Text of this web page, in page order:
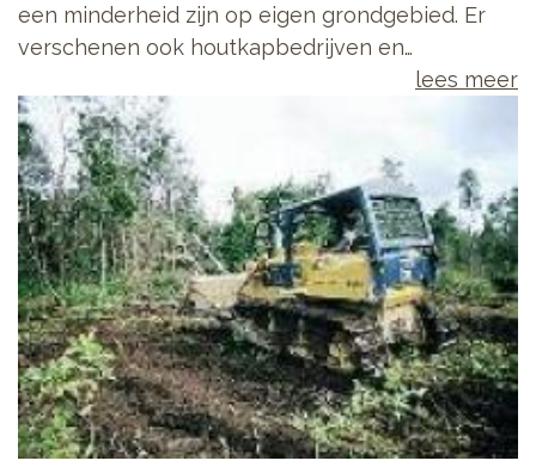
een minderheid zijn op eigen grondgebied. Er
verschenen ook houtkapbedrijven en…
lees meer